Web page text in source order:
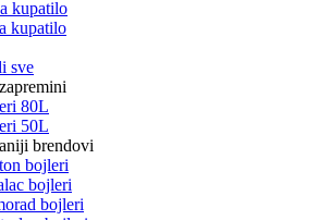
kupatilo
kupatilo
sve
80L
50L
brendovi
bojleri
bojleri
bojleri